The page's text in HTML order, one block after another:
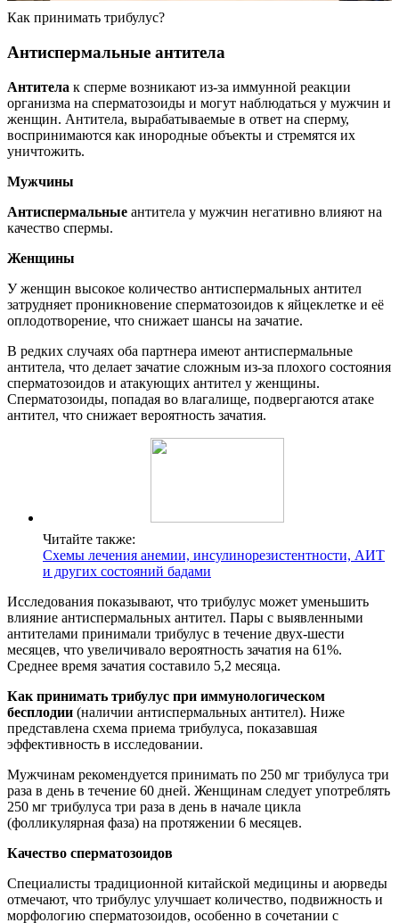
Как принимать трибулус?
Антиспермальные антитела
Антитела к сперме возникают из-за иммунной реакции
организма на сперматозоиды и могут наблюдаться у мужчин и
женщин. Антитела, вырабатываемые в ответ на сперму,
воспринимаются как инородные объекты и стремятся их
уничтожить.
Мужчины
Антиспермальные антитела у мужчин негативно влияют на
качество спермы.
Женщины
У женщин высокое количество антиспермальных антител
затрудняет проникновение сперматозоидов к яйцеклетке и её
оплодотворение, что снижает шансы на зачатие.
В редких случаях оба партнера имеют антиспермальные
антитела, что делает зачатие сложным из-за плохого состояния
сперматозоидов и атакующих антител у женщины.
Сперматозоиды, попадая во влагалище, подвергаются атаке
антител, что снижает вероятность зачатия.
Читайте также:
Схемы лечения анемии, инсулинорезистентности, АИТ
и других состояний бадами
Исследования показывают, что трибулус может уменьшить
влияние антиспермальных антител. Пары с выявленными
антителами принимали трибулус в течение двух-шести
месяцев, что увеличивало вероятность зачатия на 61%.
Среднее время зачатия составило 5,2 месяца.
Как принимать трибулус при иммунологическом
бесплодии (наличии антиспермальных антител). Ниже
представлена схема приема трибулуса, показавшая
эффективность в исследовании.
Мужчинам рекомендуется принимать по 250 мг трибулуса три
раза в день в течение 60 дней. Женщинам следует употреблять
250 мг трибулуса три раза в день в начале цикла
(фолликулярная фаза) на протяжении 6 месяцев.
Качество сперматозоидов
Специалисты традиционной китайской медицины и аюрведы
отмечают, что трибулус улучшает количество, подвижность и
морфологию сперматозоидов, особенно в сочетании с